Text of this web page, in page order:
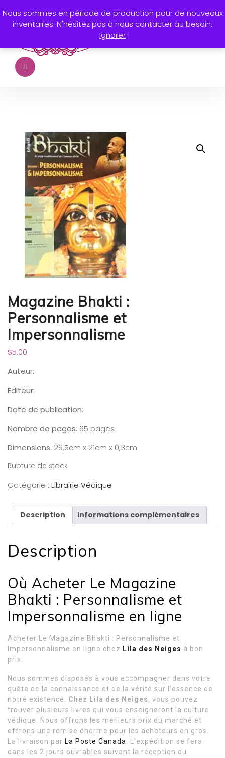
Magazine Bhakti :
Personnalisme et
Impersonnalisme
$5.00
Auteur:
Editeur:
Date de publication:
Nombre de pages: 65 pages
Dimensions: 29,5cm x 21cm x 0,3cm
Rupture de stock
Catégorie : Librairie Védique
Description Informations complémentaires
Description
Où Acheter Le Magazine
Bhakti : Personnalisme et
Impersonnalisme en ligne
Acheter Le Magazine Bhakti : Personnalisme et
Impersonnalisme en ligne chez Lila des Neiges à bon
prix.
Nous sommes disposés à vous accompagner dans votre
quête de la connaissance et de la vérité sur l’essence de
notre existence. Chez Lila des Neiges, vous pouvez
trouver plusieurs livres qui vous enseigneront la culture
védique. Nous offrons les meilleurs prix du marché et
offrons une remise énorme pour les acheteurs en gros.
La livraison par La Poste Canada. L’expédition se fera
dans les 2 jours ouvrables suivant la réception du
Nous sommes en période de production pour de nouveaux
inventaires. N'hésitez pas à nous contacter au besoin.
Ignorer